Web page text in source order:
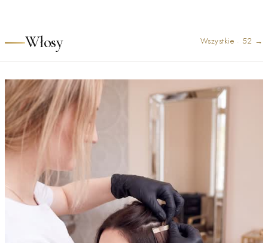
Włosy Wszystkie · 52 →